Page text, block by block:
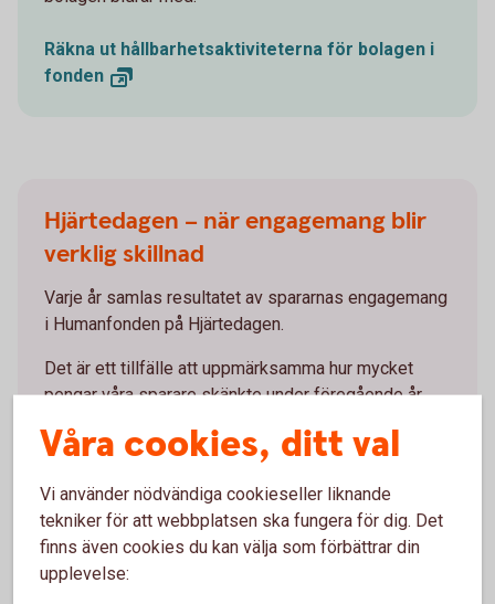
Räkna ut hållbarhetsaktiviteterna för bolagen i
fonden
Hjärtedagen – när engagemang blir
verklig skillnad
Varje år samlas resultatet av spararnas engagemang
i Humanfonden på Hjärtedagen.
Det är ett tillfälle att uppmärksamma hur mycket
pengar våra sparare skänkte under föregående år.
långsiktigt sparande kan stöd gå till organisationer
mänskliga rättigheter och humanitära insatser.
Hjärtedagen2026
Våra cookies, ditt val
Vi använder nödvändiga cookieseller liknande
tekniker för att webbplatsen ska fungera för dig. Det
finns även cookies du kan välja som förbättrar din
upplevelse: